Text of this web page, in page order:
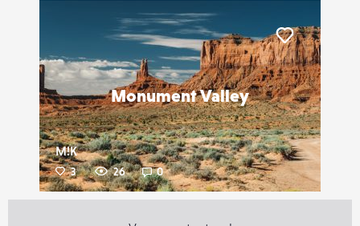
Monument Valley
M!K
3 26 0
Liker